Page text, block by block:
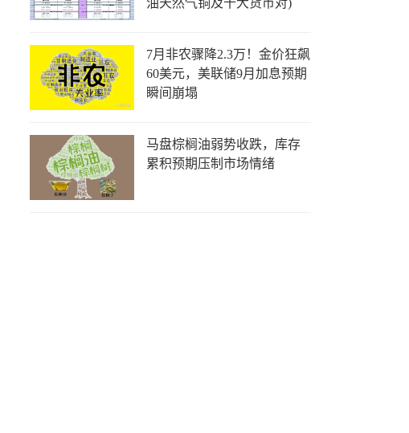
油天然气铜及十大货币对)
7月非农骤降2.3万！金价狂飙
60美元，美联储9月加息预期
瞬间崩塌
马盘棕榈油弱势收跌，库存
累积预期压制市场情绪